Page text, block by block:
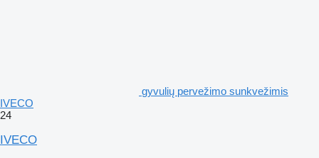
gyvulių pervežimo sunkvežimis
IVECO
24
IVECO